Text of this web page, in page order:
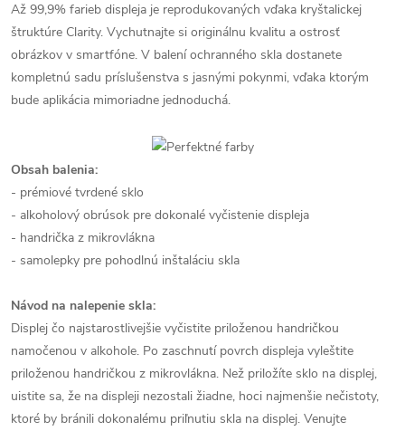
Až 99,9% farieb displeja je reprodukovaných vďaka kryštalickej
štruktúre Clarity. Vychutnajte si originálnu kvalitu a ostrosť
obrázkov v smartfóne. V balení ochranného skla dostanete
kompletnú sadu príslušenstva s jasnými pokynmi, vďaka ktorým
bude aplikácia mimoriadne jednoduchá.
Obsah balenia:
- prémiové tvrdené sklo
- alkoholový obrúsok pre dokonalé vyčistenie displeja
- handrička z mikrovlákna
- samolepky pre pohodlnú inštaláciu skla
Návod na nalepenie skla:
Displej čo najstarostlivejšie vyčistite priloženou handričkou
namočenou v alkohole. Po zaschnutí povrch displeja vyleštite
priloženou handričkou z mikrovlákna. Než priložíte sklo na displej,
uistite sa, že na displeji nezostali žiadne, hoci najmenšie nečistoty,
ktoré by bránili dokonalému priľnutiu skla na displej. Venujte